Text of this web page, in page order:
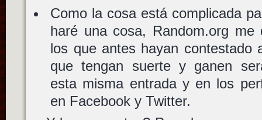
Como la cosa está complicada
haré una cosa, Random.org me
los que antes hayan contestado
que tengan suerte y ganen
esta misma entrada y en los
en Facebook y Twitter.